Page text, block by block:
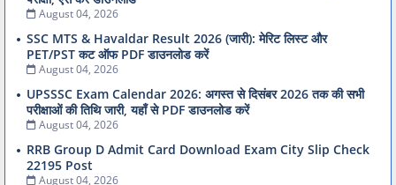
August 04, 2026
SSC MTS & Havaldar Result 2026 (जारी): मेरिट लिस्ट और
PET/PST कट ऑफ PDF डाउनलोड करें
August 04, 2026
UPSSSC Exam Calendar 2026: अगस्त से दिसंबर 2026 तक की सभी
परीक्षाओं की तिथि जारी, यहाँ से PDF डाउनलोड करें
August 04, 2026
RRB Group D Admit Card Download Exam City Slip Check
22195 Post
August 04, 2026